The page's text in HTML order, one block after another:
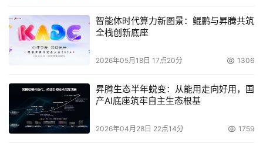
智能体时代算力新图景：鲲鹏与昇腾共筑
全栈创新底座
2026年05月18日 17点20分 1306
昇腾生态半年蜕变：从能用走向好用，国
产AI底座筑牢自主生态根基
2026年04月28日 22点14分 1759